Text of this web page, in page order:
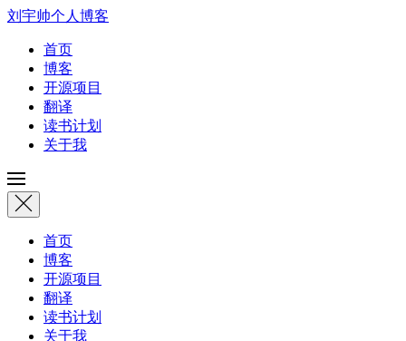
刘宇帅个人博客
首页
博客
开源项目
翻译
读书计划
关于我
首页
博客
开源项目
翻译
读书计划
关于我